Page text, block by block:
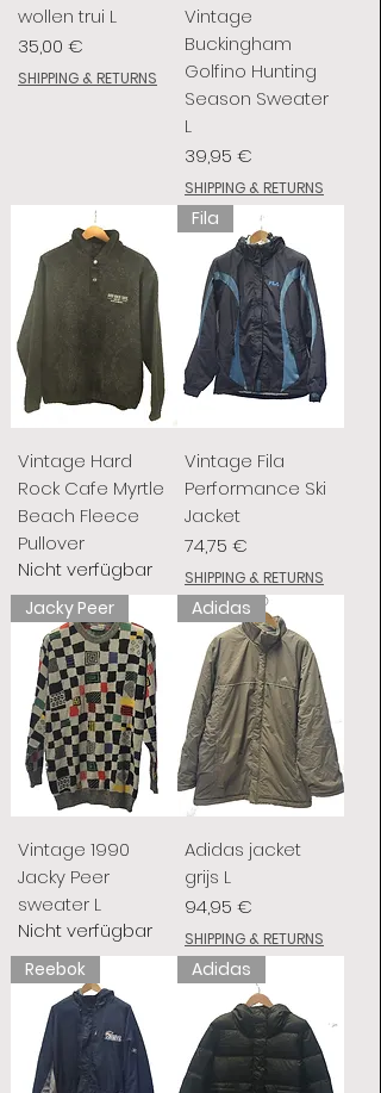
wollen trui L
Preis
35,00 €
SHIPPING & RETURNS
Vintage
Buckingham
Golfino Hunting
Season Sweater
L
Preis
39,95 €
SHIPPING & RETURNS
Vintage Hard
Rock Cafe Myrtle
Beach Fleece
Pullover
Nicht verfügbar
Fila
Vintage Fila
Performance Ski
Jacket
Preis
74,75 €
SHIPPING & RETURNS
Jacky Peer
Vintage 1990
Jacky Peer
sweater L
Nicht verfügbar
Adidas
Adidas jacket
grijs L
Preis
94,95 €
SHIPPING & RETURNS
Reebok Adidas